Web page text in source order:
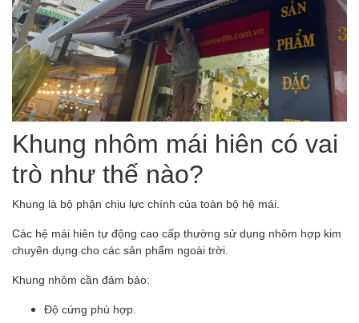
Khung nhôm mái hiên có vai
trò như thế nào?
Khung là bộ phận chịu lực chính của toàn bộ hệ mái.
Các hệ mái hiên tự động cao cấp thường sử dụng nhôm hợp kim
chuyên dụng cho các sản phẩm ngoài trời.
Khung nhôm cần đảm bảo:
Độ cứng phù hợp.